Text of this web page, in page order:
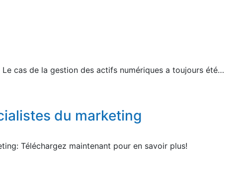
cas de la gestion des actifs numériques a toujours été…
du marketing
Téléchargez maintenant pour en savoir plus!